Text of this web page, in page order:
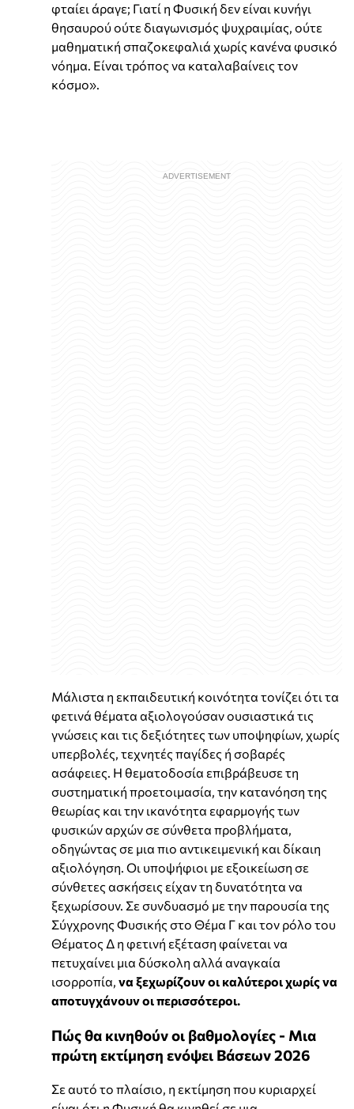
φταίει άραγε; Γιατί η Φυσική δεν είναι κυνήγι
θησαυρού ούτε διαγωνισμός ψυχραιμίας, ούτε
μαθηματική σπαζοκεφαλιά χωρίς κανένα φυσικό
νόημα. Είναι τρόπος να καταλαβαίνεις τον
κόσμο».
Μάλιστα η εκπαιδευτική κοινότητα τονίζει ότι τα
φετινά θέματα αξιολογούσαν ουσιαστικά τις
γνώσεις και τις δεξιότητες των υποψηφίων, χωρίς
υπερβολές, τεχνητές παγίδες ή σοβαρές
ασάφειες. Η θεματοδοσία επιβράβευσε τη
συστηματική προετοιμασία, την κατανόηση της
θεωρίας και την ικανότητα εφαρμογής των
φυσικών αρχών σε σύνθετα προβλήματα,
οδηγώντας σε μια πιο αντικειμενική και δίκαιη
αξιολόγηση. Οι υποψήφιοι με εξοικείωση σε
σύνθετες ασκήσεις είχαν τη δυνατότητα να
ξεχωρίσουν. Σε συνδυασμό με την παρουσία της
Σύγχρονης Φυσικής στο Θέμα Γ και τον ρόλο του
Θέματος Δ η φετινή εξέταση φαίνεται να
πετυχαίνει μια δύσκολη αλλά αναγκαία
ισορροπία, να ξεχωρίζουν οι καλύτεροι χωρίς να
αποτυγχάνουν οι περισσότεροι.
Πώς θα κινηθούν οι βαθμολογίες - Μια
πρώτη εκτίμηση ενόψει Βάσεων 2026
Σε αυτό το πλαίσιο, η εκτίμηση που κυριαρχεί